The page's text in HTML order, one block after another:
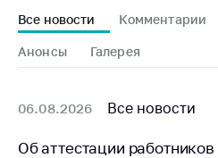
Антикоррупционная
деятельность
совет
Соискателям
Все новости Комментарии
Анонсы Галерея
06.08.2026 Все новости
Об аттестации